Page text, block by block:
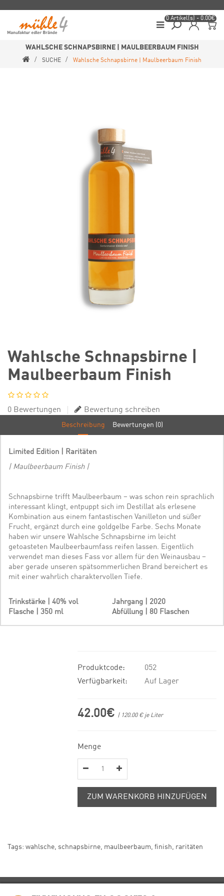
0 Artikel(s) - 0.00€
WAHLSCHE SCHNAPSBIRNE | MAULBEERBAUM FINISH
SUCHE Wahlsche Schnapsbirne | Maulbeerbaum Finish
Wahlsche Schnapsbirne |
Maulbeerbaum Finish
0 Bewertungen Bewertung schreiben
Beschreibung Bewertungen (0)
Limited Edition | Raritäten
| Maulbeerbaum Finish |
Schnapsbirne trifft Maulbeerbaum – was schon rein sprachlich
interessant klingt, entpuppt sich im Destillat als erlesene
Kombination aus einem fantastischen Vanilleton und süßer
Frucht, ergänzt durch eine goldgelbe Farbe. Sechs Monate
haben wir unsere Wahlsche Schnapsbirne im leicht
getoasteten Maulbeerbaumfass reifen lassen. Eigentlich
verwendet man dieses Fass vor allem für den Weinausbau –
aber gerade unseren spätsommerlichen Brand bereichert es
mit einer wahrlich charaktervollen Tiefe.
Trinkstärke | 40% vol
Jahrgang | 2020
Flasche | 350 ml
Abfüllung | 80 Flaschen
Produktcode:
052
Verfügbarkeit:
Auf Lager
42.00€ | 120.00 € je Liter
Menge
ZUM WARENKORB HINZUFÜGEN
Tags: wahlsche schnapsbirne maulbeerbaum finish raritäten